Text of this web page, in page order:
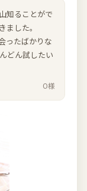
知ることがで
ました。
ったばかりな
どん試したい
O様